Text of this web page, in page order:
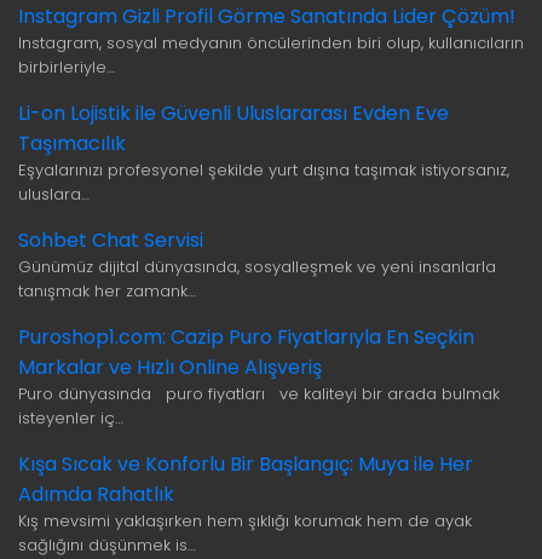
Instagram Gizli Profil Görme Sanatında Lider Çözüm!
Instagram, sosyal medyanın öncülerinden biri olup, kullanıcıların
birbirleriyle…
Li-on Lojistik ile Güvenli Uluslararası Evden Eve
Taşımacılık
Eşyalarınızı profesyonel şekilde yurt dışına taşımak istiyorsanız,
uluslara…
Sohbet Chat Servisi
Günümüz dijital dünyasında, sosyalleşmek ve yeni insanlarla
tanışmak her zamank…
Puroshop1.com: Cazip Puro Fiyatlarıyla En Seçkin
Markalar ve Hızlı Online Alışveriş
Puro dünyasında puro fiyatları ve kaliteyi bir arada bulmak
isteyenler iç…
Kışa Sıcak ve Konforlu Bir Başlangıç: Muya ile Her
Adımda Rahatlık
Kış mevsimi yaklaşırken hem şıklığı korumak hem de ayak
sağlığını düşünmek is…